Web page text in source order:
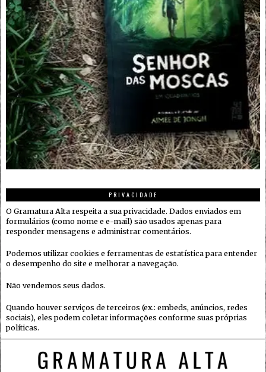
PRIVACIDADE
O Gramatura Alta respeita a sua privacidade. Dados enviados em
formulários (como nome e e-mail) são usados apenas para
responder mensagens e administrar comentários.
Podemos utilizar cookies e ferramentas de estatística para entender
o desempenho do site e melhorar a navegação.
Não vendemos seus dados.
Quando houver serviços de terceiros (ex.: embeds, anúncios, redes
sociais), eles podem coletar informações conforme suas próprias
políticas.